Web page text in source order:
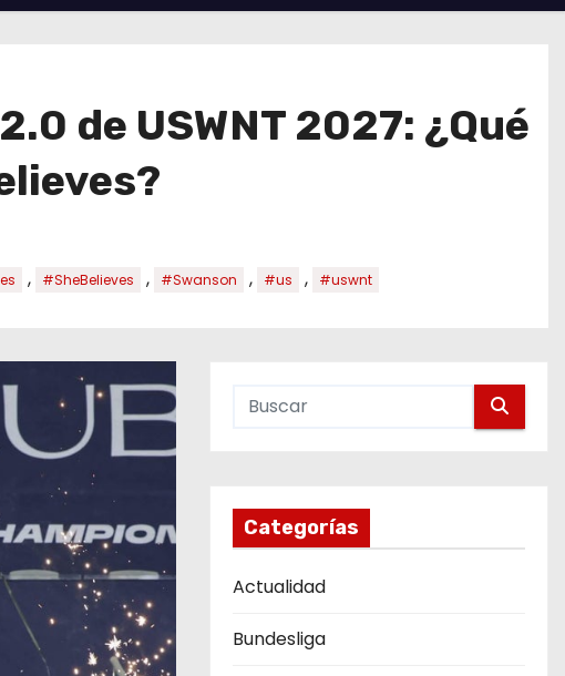
de USWNT 2027: ¿Qué
, #SheBelieves , #Swanson , #us , #uswnt
Categorías
Actualidad
Bundesliga